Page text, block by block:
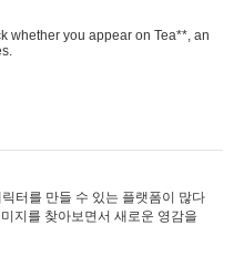
whether you appear on Tea**, an
터를 만들 수 있는 플랫폼이 많다
지를 찾아보면서 새로운 영감을